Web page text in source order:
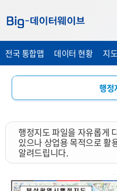
가
기
가
기
가
기
전국 통합맵 데이터 현황 지
행정
지도 활
행정지도 파일을 자유롭게
있으나 상업용 목적으로 활
알려드립니다.